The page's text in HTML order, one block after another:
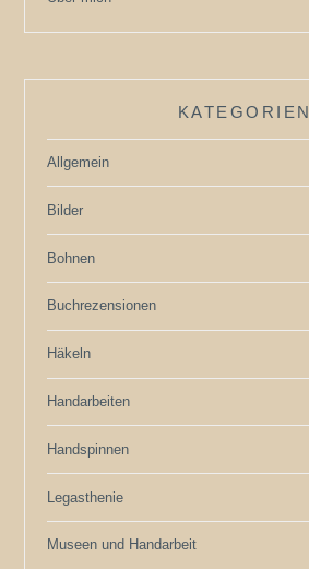
KATEGORIEN
Allgemein
Bilder
Bohnen
Buchrezensionen
Häkeln
Handarbeiten
Handspinnen
Legasthenie
Museen und Handarbeit